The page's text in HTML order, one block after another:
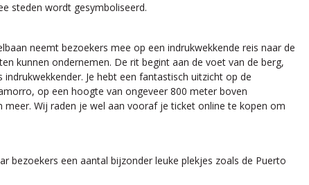
steden wordt gesymboliseerd.
neemt bezoekers mee op een indrukwekkende reis naar de
kunnen ondernemen. De rit begint aan de voet van de berg,
Je hebt een fantastisch uitzicht op de
op een hoogte van ongeveer 800 meter boven
Wij raden je wel aan vooraf je ticket online te kopen om
bezoekers een aantal bijzonder leuke plekjes zoals de Puerto